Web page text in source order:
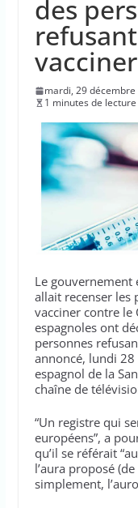
La
son
ses
des
vacciner
mardi, 29 décembre
1 minutes de lecture
Le gouvernement
allait recenser les
vacciner contre le
espagnoles ont
personnes
annoncé, lundi
espagnol de la
chaîne de
“Un registre qui
européens”, a
qu’il se référait
l’aura proposé
simplement,